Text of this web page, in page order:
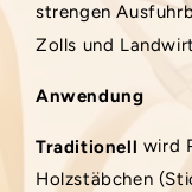
strengen
Zolls und
Anwendung
Traditionell wird
Holzstäbchen